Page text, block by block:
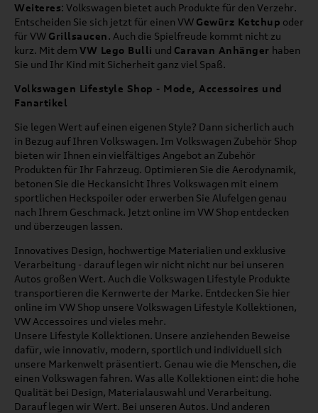
Weiteres: Volkswagen bietet auch Produkte für den Verzehr.
Entscheiden Sie sich jetzt für einen VW Gewürz Ketchup oder
für VW Grillsaucen. Auch die Spielfreude kommt nicht zu
kurz. Mit dem VW Lego Bulli und Caravan Anhänger haben
Sie und Ihr Kind mit Sicherheit ganz viel Spaß.
Volkswagen Lifestyle Shop - Mode, Accessoires und
Fanartikel
Sie legen Wert auf einen eigenen Style? Dann sicherlich auch
in Bezug auf Ihren Volkswagen. Im Volkswagen Zubehör Shop
bieten wir Ihnen ein vielfältiges Angebot an Zubehör
Produkten für Ihr Fahrzeug. Optimieren Sie die Aerodynamik,
betonen Sie die Heckansicht Ihres Volkswagen mit einem
sportlichen Heckspoiler oder erwerben Sie Alufelgen genau
nach Ihrem Geschmack. Jetzt online im VW Shop entdecken
und überzeugen lassen.
Innovatives Design, hochwertige Materialien und exklusive
Verarbeitung - darauf legen wir nicht nicht nur bei unseren
Autos großen Wert. Auch die Volkswagen Lifestyle Produkte
transportieren die Kernwerte der Marke. Entdecken Sie hier
online im VW Shop unsere Volkswagen Lifestyle Kollektionen,
VW Accessoires und vieles mehr.
Unsere Lifestyle Kollektionen. Unsere anziehenden Beweise
dafür, wie innovativ, modern, sportlich und individuell sich
unsere Markenwelt präsentiert. Genau wie die Menschen, die
einen Volkswagen fahren. Was alle Kollektionen eint: die hohe
Qualität bei Design, Materialauswahl und Verarbeitung.
Darauf legen wir Wert. Bei unseren Autos. Und anderen